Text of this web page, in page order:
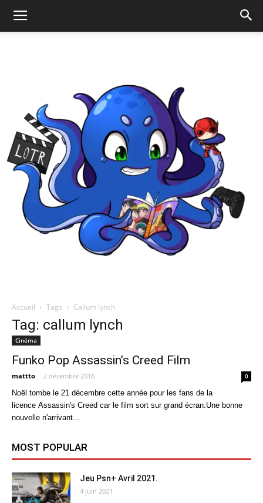
Accueil Tags Callum lynch
Tag: callum lynch
Cinéma
Funko Pop Assassin’s Creed Film
mattto - 2 décembre 2016 0
Noël tombe le 21 décembre cette année pour les fans de la
licence Assassin's Creed car le film sort sur grand écran.Une bonne
nouvelle n'arrivant...
MOST POPULAR
Jeu Psn+ Avril 2021.
4 juin 2021